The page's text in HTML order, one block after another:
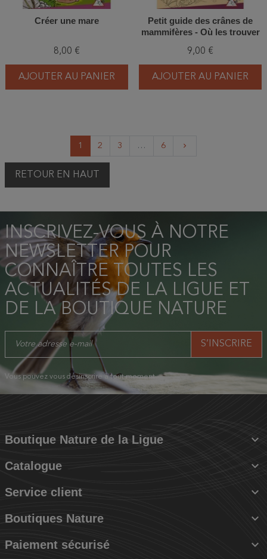
Créer une mare
8,00 €
AJOUTER AU PANIER
Petit guide des crânes de
mammifères - Où les trouver
coup sûr ?
9,00 €
AJOUTER AU PANIER
1 2 3 … 6 keyboard_arrow_right
RETOUR EN HAUT
INSCRIVEZ-VOUS À NOTRE
NEWSLETTER POUR
CONNAÎTRE TOUTES LES
ACTUALITÉS DE LA LIGUE ET
DE LA BOUTIQUE NATURE
Vous pouvez vous désinscrire à tout moment.
Boutique Nature de la Ligue 
Catalogue 
Service client 
Boutiques Nature 
Paiement sécurisé 